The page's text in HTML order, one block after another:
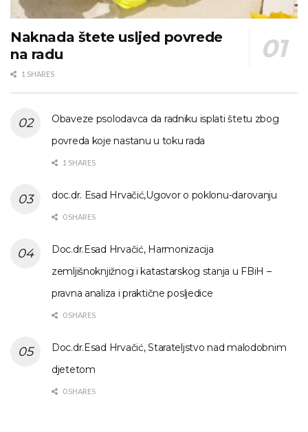
Naknada štete usljed povrede
na radu
1 SHARES
Obaveze psolodavca da radniku isplati štetu zbog
povreda koje nastanu u toku rada
1 SHARES
doc.dr. Esad Hrvačić,Ugovor o poklonu-darovanju
0 SHARES
Doc.dr.Esad Hrvačić, Harmonizacija
zemljišnoknjižnog i katastarskog stanja u FBiH –
pravna analiza i praktične posljedice
0 SHARES
Doc.dr.Esad Hrvačić, Starateljstvo nad malodobnim
djetetom
0 SHARES